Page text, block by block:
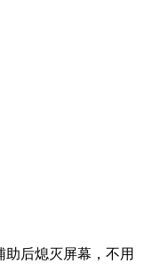
后熄灭屏幕，不用